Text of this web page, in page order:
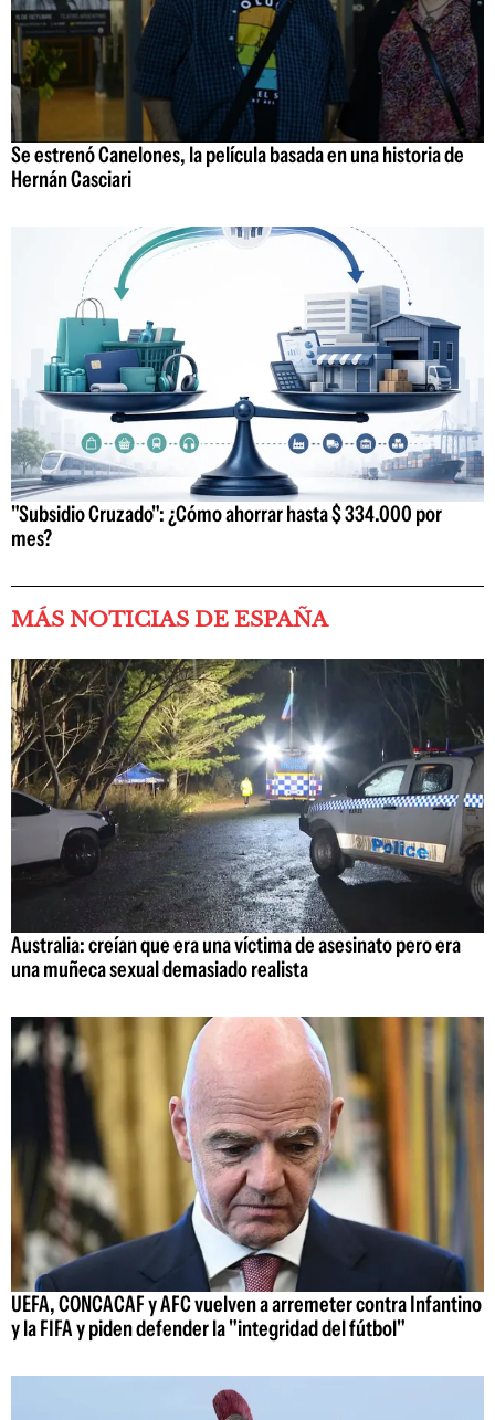
Se estrenó Canelones, la película basada en una historia de
Hernán Casciari
"Subsidio Cruzado": ¿Cómo ahorrar hasta $ 334.000 por
mes?
MÁS NOTICIAS DE ESPAÑA
Australia: creían que era una víctima de asesinato pero era
una muñeca sexual demasiado realista
UEFA, CONCACAF y AFC vuelven a arremeter contra Infantino
y la FIFA y piden defender la "integridad del fútbol"